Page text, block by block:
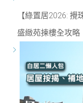
【綠置居2026: 攪
盛緻苑揀樓全攻略